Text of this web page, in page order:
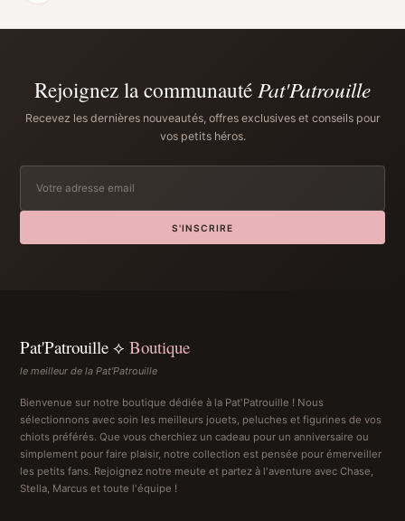
Rejoignez la communauté Pat'Patrouille
Recevez les dernières nouveautés, offres exclusives et conseils pour
vos petits héros.
S'INSCRIRE
Pat'Patrouille ⟡ Boutique
le meilleur de la Pat'Patrouille
Bienvenue sur notre boutique dédiée à la Pat'Patrouille ! Nous
sélectionnons avec soin les meilleurs jouets, peluches et figurines de vos
chiots préférés. Que vous cherchiez un cadeau pour un anniversaire ou
simplement pour faire plaisir, notre collection est pensée pour émerveiller
les petits fans. Rejoignez notre meute et partez à l'aventure avec Chase,
Stella, Marcus et toute l'équipe !